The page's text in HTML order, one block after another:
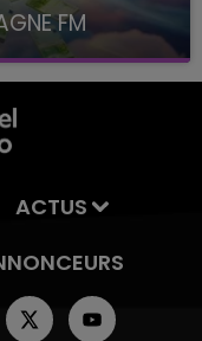
FM
à 8H10
ACTUS